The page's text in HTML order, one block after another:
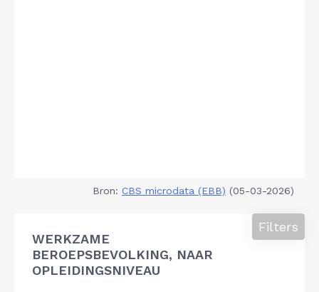
Bron: CBS microdata (EBB) (05-03-2026)
WERKZAME
BEROEPSBEVOLKING, NAAR
OPLEIDINGSNIVEAU
Filters